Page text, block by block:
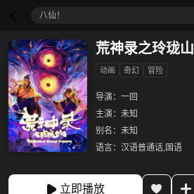
八仙！
荒神录之玲珑山
动画 奇幻 冒险
导演： 一回
主演： 未知
别名： 未知
语言： 汉语普通话,国语
立即播放